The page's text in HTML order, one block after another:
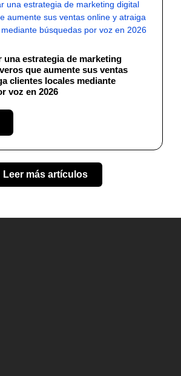
una estrategia de marketing
que aumente sus ventas
clientes locales mediante
voz en 2026
Leer más artículos